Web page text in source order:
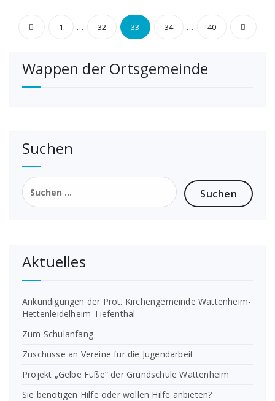
Seitennummerierung
Beiträge
1 … 32 33 34 … 40
Wappen der Ortsgemeinde
Suchen
Suchen
nach:
Aktuelles
Ankündigungen der Prot. Kirchengemeinde Wattenheim-
Hettenleidelheim-Tiefenthal
Zum Schulanfang
Zuschüsse an Vereine für die Jugendarbeit
Projekt „Gelbe Füße“ der Grundschule Wattenheim
Sie benötigen Hilfe oder wollen Hilfe anbieten?